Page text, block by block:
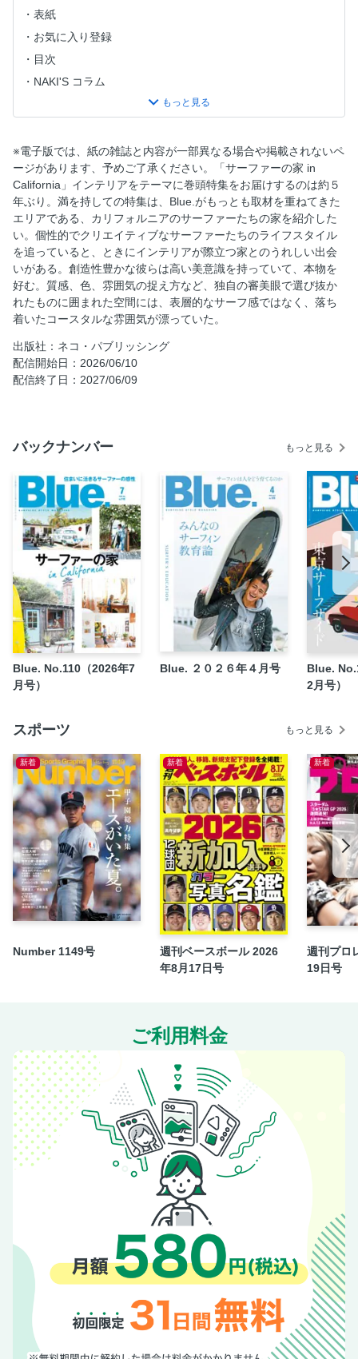
表紙
お気に入り登録
目次
NAKI'S コラム
巻頭ニュース：WHATS UP！
特集：サーファーの家 in カリフォルニア
クラシックフリーク、ブライアン・ベントの家
アーティスト、ジェレマイアの家
フォトグラファー、グラントの家
クリエイティブディレクター、マイキーの家
デザイナー、スカイラーの家
デイドリームのオーナー、カイルの家
これまでの取材で出会ってきたサーファーたちの家
フォトグラビア 「なみいろ」
インタビュー：五十嵐カノア
プロサーファーのキャリア考察
高橋みなと
山中海輝×稲葉玲王
アスナビに聞く
Presented by TUDOR ／ 凛と、自分らしく。松野陽斗
Blue.Select ／ ボードショーツ ＆ サマーアイテム
IPD最新コレクション
Rivvia Projects 大原洋人＆和光大
FOR PURE FUN 厳選オルタナティブボード【ロング編】
トッシュ・チューダーの現在地
【連載】 LUDIUS 三浦翔平
シチズン プロマスター
夏を彩るアイウエア
ボードショーツ・コレクション
インドソール
サーフライダー・ファウンデーション
ラックスエステートが描く、湘南のコミュニティヴィレッジ
【連載】フラッシュバック・メモリーズ
【連載】 DO THE RIGHT THING -PES-
Blue Surf Club
読者プレゼント
自社AD
※電子版では、紙の雑誌と内容が一部異なる場合や掲載されないペ
ージがあります、予めご了承ください。「サーファーの家 in
California」インテリアをテーマに巻頭特集をお届けするのは約５
年ぶり。満を持しての特集は、Blue.がもっとも取材を重ねてきた
エリアである、カリフォルニアのサーファーたちの家を紹介した
い。個性的でクリエイティブなサーファーたちのライフスタイル
を追っていると、ときにインテリアが際立つ家とのうれしい出会
いがある。創造性豊かな彼らは高い美意識を持っていて、本物を
好む。質感、色、雰囲気の捉え方など、独自の審美眼で選び抜か
れたものに囲まれた空間には、表層的なサーフ感ではなく、落ち
着いたコースタルな雰囲気が漂っていた。
出版社：ネコ・パブリッシング
配信開始日：2026/06/10
配信終了日：2027/06/09
バックナンバー もっと見る
Blue. No.110（2026年7
月号）
Blue. ２０２６年４月号
Blue.
2月号）
スポーツ もっと見る
新着
Number 1149号
新着
週刊ベースボール 2026
年8月17日号
新着
週刊プロ
19日号
ご利用料金